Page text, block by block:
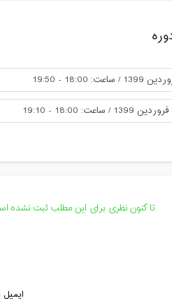
تا کنون نظری برای این مطلب ثبت نشده